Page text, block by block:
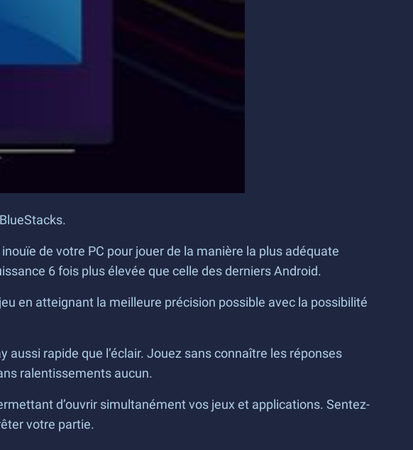
de votre PC pour jouer de la manière la plus adéquate
6 fois plus élevée que celle des derniers Android.
en atteignant la meilleure précision possible avec la possibilité
aussi rapide que l’éclair. Jouez sans connaître les réponses
ralentissements aucun.
d’ouvrir simultanément vos jeux et applications. Sentez-
votre partie.